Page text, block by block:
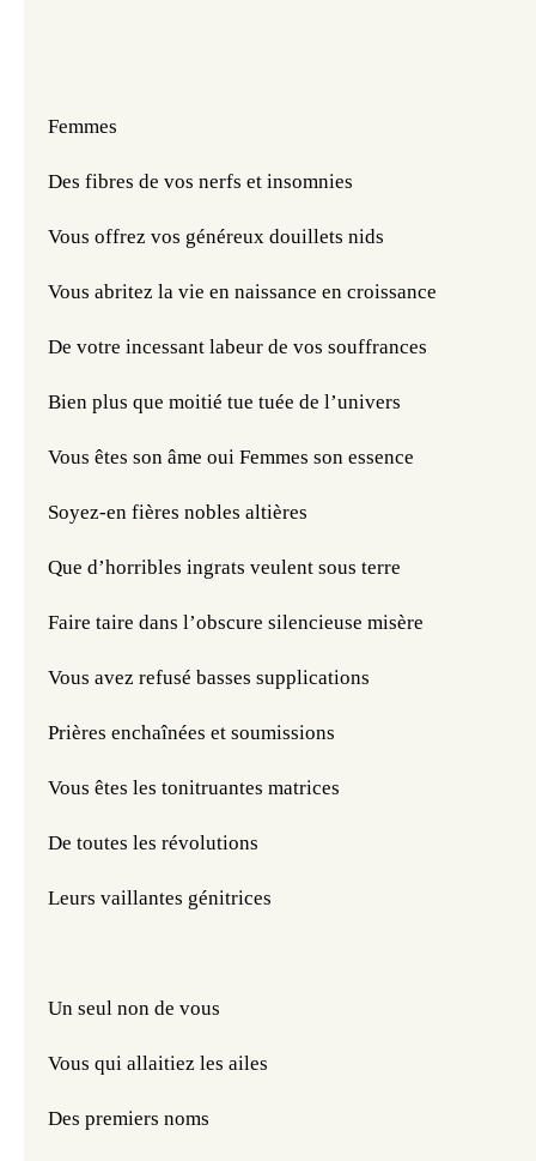
Femmes
Des fibres de vos nerfs et insomnies
Vous offrez vos généreux douillets nids
Vous abritez la vie en naissance en croissance
De votre incessant labeur de vos souffrances
Bien plus que moitié tue tuée de l’univers
Vous êtes son âme oui Femmes son essence
Soyez-en fières nobles altières
Que d’horribles ingrats veulent sous terre
Faire taire dans l’obscure silencieuse misère
Vous avez refusé basses supplications
Prières enchaînées et soumissions
Vous êtes les tonitruantes matrices
De toutes les révolutions
Leurs vaillantes génitrices
Un seul non de vous
Vous qui allaitiez les ailes
Des premiers noms